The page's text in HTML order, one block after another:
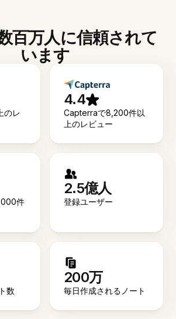
百万人に信頼されて
います
のレ
4.4
Capterraで8,200件以
上のレビュー
件
2.5億人
登録ユーザー
数
200万
毎日作成されるノート